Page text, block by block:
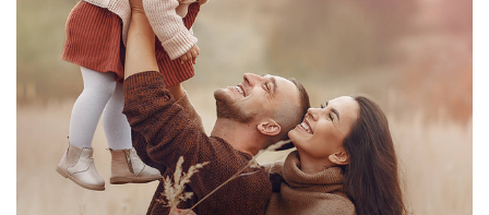
Large 6000*4000px
Free download